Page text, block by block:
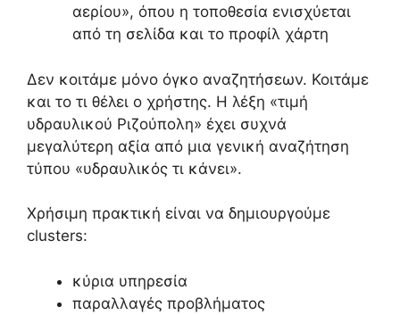
αερίου», όπου η τοποθεσία ενισχύεται
από τη σελίδα και το προφίλ χάρτη
Δεν κοιτάμε μόνο όγκο αναζητήσεων. Κοιτάμε
και το τι θέλει ο χρήστης. Η λέξη «τιμή
υδραυλικού Ριζούπολη» έχει συχνά
μεγαλύτερη αξία από μια γενική αναζήτηση
τύπου «υδραυλικός τι κάνει».
Χρήσιμη πρακτική είναι να δημιουργούμε
clusters:
κύρια υπηρεσία
παραλλαγές προβλήματος